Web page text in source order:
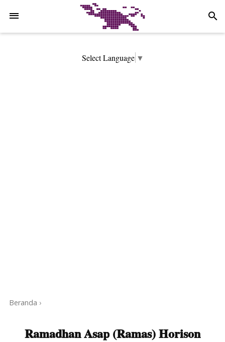
search
Select Language ▼
Beranda ›
Ramadhan Asap (Ramas) Horison